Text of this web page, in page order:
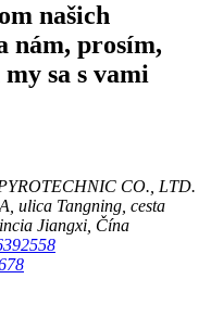
našich
nám, prosím,
sa s vami
CO., LTD.
ulica Tangning, cesta
Jiangxi, Čína